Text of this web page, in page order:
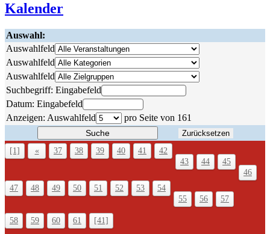
Kalender
Auswahl:
Auswahlfeld
Auswahlfeld
Auswahlfeld
Suchbegriff: Eingabefeld
Datum: Eingabefeld
Anzeigen: Auswahlfeld pro Seite von 161
Suche
Zurücksetzen
[1]
« 37 38 39 40 41
42
43
44
45
46
47
48 49 50 51 52 53
54
55
56 57
58 59 60 61 [41]